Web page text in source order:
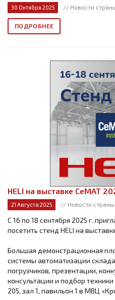
30 Октября 2025 // Новости
ПОДРОБНЕЕ
HELI на выставке СеМАТ
21 Августа 2025 // Новости страны
С 16 по 18 сентября 2025 г.
посетить стенд HELI на
Большая демонстрационная
системы автоматизации
погрузчиков, презентации,
консультации и подбор
205, зал 1, павильон 1 в МВЦ